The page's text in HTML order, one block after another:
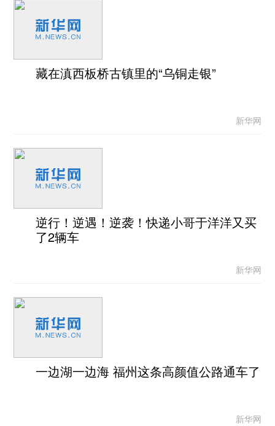
藏在滇西板桥古镇里的“乌铜走银”
新华网
逆行！逆遇！逆袭！快递小哥于洋洋又买
了2辆车
新华网
一边湖一边海 福州这条高颜值公路通车了
新华网